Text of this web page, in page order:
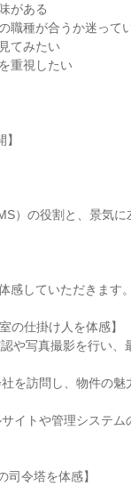
がある
職種が合うか迷って
てみたい
重視したい
）の役割と、景気
感していただきます。
の仕掛け人を体感】
や写真撮影を行い
を訪問し、物件の
イトや管理システ
司令塔を体感】